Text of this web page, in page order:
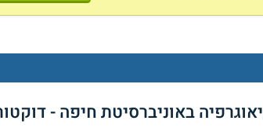
באוניברסיטת חיפה -